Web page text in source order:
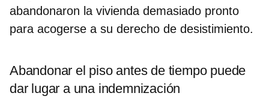
abandonaron la vivienda demasiado pronto
para acogerse a su derecho de desistimiento.
Abandonar el piso antes de tiempo puede
dar lugar a una indemnización